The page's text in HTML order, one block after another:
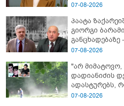
07-08-2026
პაატა
გიორგი
დეტალურად
ბარამიძე კი
07-08-2026
"არ მიმატოვო,
დადიანიძის
ადას­ტუ­რებს,
ხმა
07-08-2026